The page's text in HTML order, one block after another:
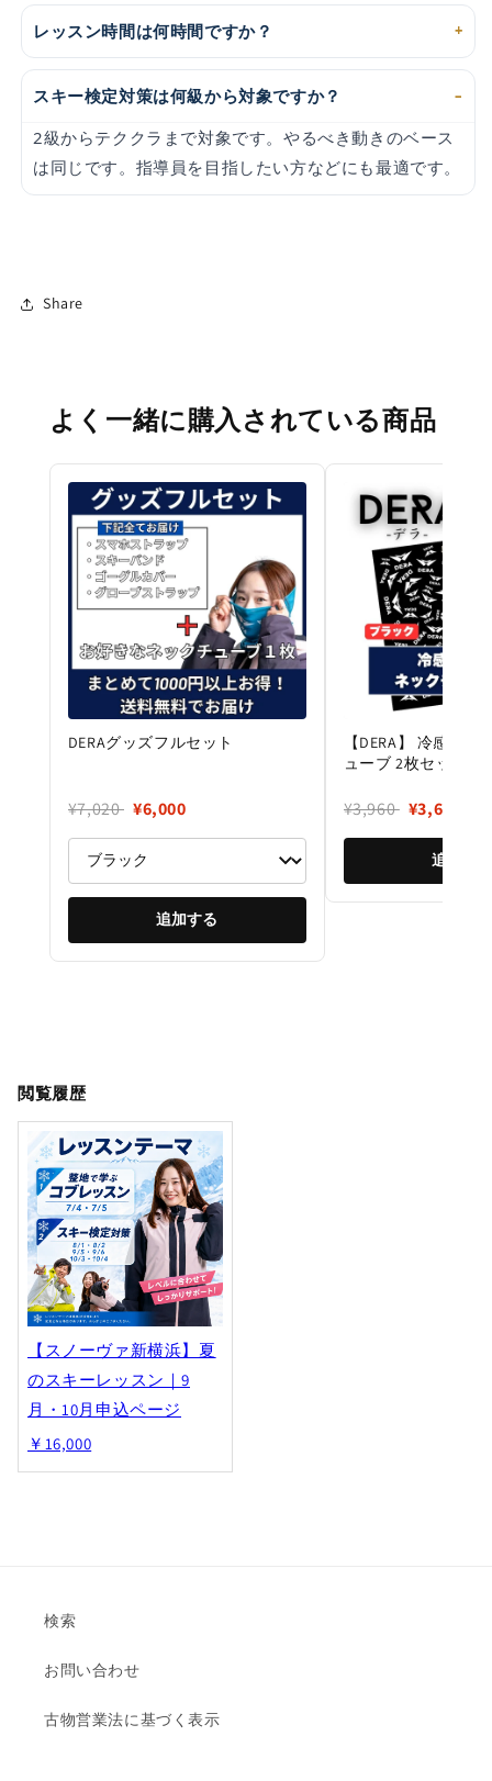
レッスン時間は何時間ですか？
スキー検定対策は何級から対象ですか？
2級からテククラまで対象です。やるべき動きのベース
は同じです。指導員を目指したい方などにも最適です。
Share
よく一緒に購入されている商品
DERAグッズフルセット
¥7,020 ¥6,000
追加する
【DERA】 冷感メ
ューブ 2枚セット 春ス
¥3,960 ¥3,620
追加す
閲覧履歴
【スノーヴァ新横浜】夏
のスキーレッスン｜9
月・10月申込ページ
￥16,000
検索
お問い合わせ
古物営業法に基づく表示